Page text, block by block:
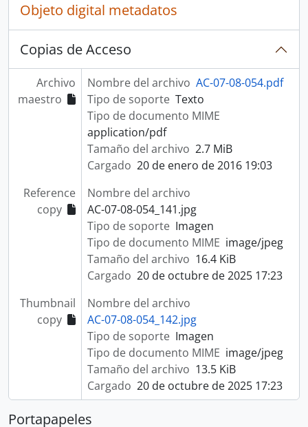
Objeto digital metadatos
Copias de Acceso
Archivo
maestro
Nombre del archivo AC-07-08-054.pdf
Tipo de soporte Texto
Tipo de documento MIME
application/pdf
Tamaño del archivo 2.7 MiB
Cargado 20 de enero de 2016 19:03
Reference
copy
Nombre del archivo
AC-07-08-054_141.jpg
Tipo de soporte Imagen
Tipo de documento MIME image/jpeg
Tamaño del archivo 16.4 KiB
Cargado 20 de octubre de 2025 17:23
Thumbnail
copy
Nombre del archivo
AC-07-08-054_142.jpg
Tipo de soporte Imagen
Tipo de documento MIME image/jpeg
Tamaño del archivo 13.5 KiB
Cargado 20 de octubre de 2025 17:23
Portapapeles